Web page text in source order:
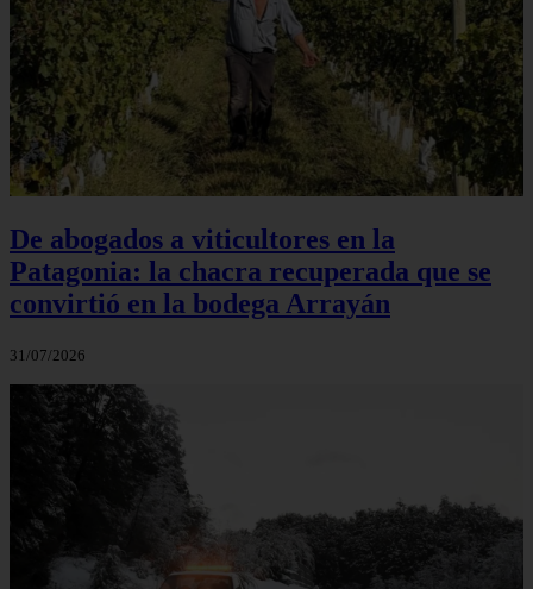
De abogados a viticultores en la
Patagonia: la chacra recuperada que se
convirtió en la bodega Arrayán
31/07/2026